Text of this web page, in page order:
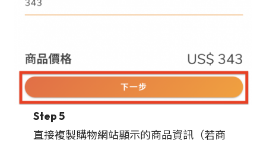
Step 5
直接複製購物網站顯示的商品資訊（若商